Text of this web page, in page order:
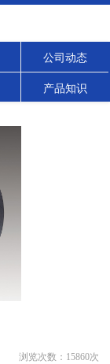
公司动态
产品知识
浏览次数： 15860次